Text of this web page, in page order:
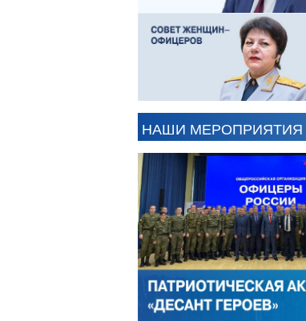
НАШИ МЕРОПРИЯТИЯ
АЛЕКСАНДР ЯНЕВСКИЙ